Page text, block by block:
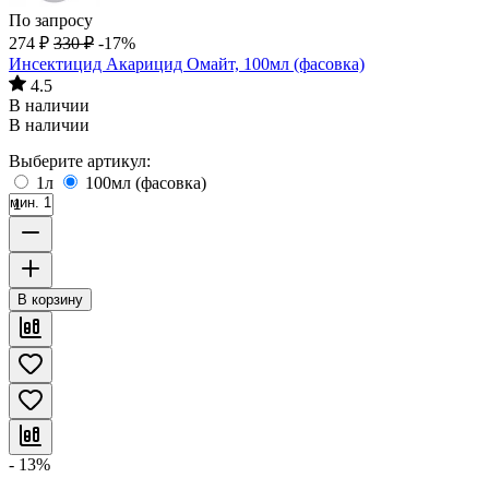
По запросу
274 ₽ 330 ₽ -17%
Инсектицид Акарицид Омайт, 100мл (фасовка)
4.5
В наличии
В наличии
Выберите артикул:
1л
100мл (фасовка)
мин. 1
В корзину
- 13%